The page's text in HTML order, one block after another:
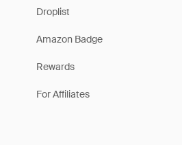
Droplist
Amazon Badge
Rewards
For Affiliates